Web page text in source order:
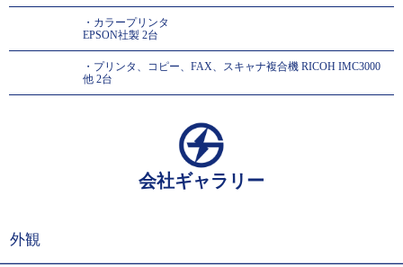
・カラープリンタ
EPSON社製 2台
・プリンタ、コピー、FAX、スキャナ複合機 RICOH IMC3000
他 2台
会社ギャラリー
外観